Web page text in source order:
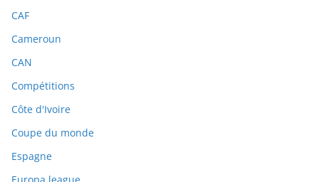
CAF
Cameroun
CAN
Compétitions
Côte d'Ivoire
Coupe du monde
Espagne